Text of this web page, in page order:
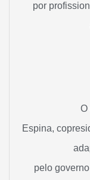
por
O
Espina,
pelo